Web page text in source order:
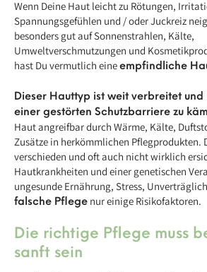
Wenn Deine Haut leicht zu Rötungen,
Spannungsgefühlen und / oder Juckreiz
besonders gut auf Sonnenstrahlen, Kälte,
Umweltverschmutzungen und
hast Du vermutlich eineempfindliche
Dieser Hauttyp ist weit verbreitet
einer gestörten Schutzbarriere zu
Haut angreifbar durch Wärme, Kälte,
Zusätze in herkömmlichen Pflegprodukten.
verschieden und oft auch nicht wirklich
Hautkrankheiten und einer genetischen
ungesunde Ernährung, Stress,
falsche Pflege nur einige Risikofaktoren.
Die richtige Pflege muss
sanft sein